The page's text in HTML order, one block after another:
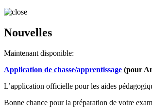
Nouvelles
Maintenant disponible:
Application de chasse/apprentissage (pour
L’application officielle pour les aides
Bonne chance pour la préparation de votre